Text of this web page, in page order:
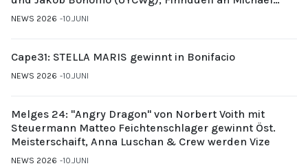
Gubi (UYCMo)
NEWS 2026 10.JUNI
Cape31: STELLA MARIS gewinnt in Bonifacio
NEWS 2026 10.JUNI
Melges 24: "Angry Dragon" von Norbert Voith mit
Steuermann Matteo Feichtenschlager gewinnt Öst.
Meisterschaift, Anna Luschan & Crew werden Vize
NEWS 2026 10.JUNI